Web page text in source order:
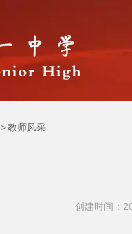
创建时间：
>教师风采